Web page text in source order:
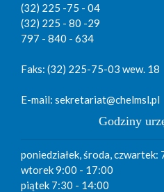
(32) 225 -75 - 04
(32) 225 - 80 -29
797 - 840 - 634
Faks: (32) 225-75-03 wew. 18
E-mail: sekretariat@chelmsl.pl
Godziny
poniedziałek, środa, czwartek:
wtorek 9:00 - 17:00
piątek 7:30 - 14:00